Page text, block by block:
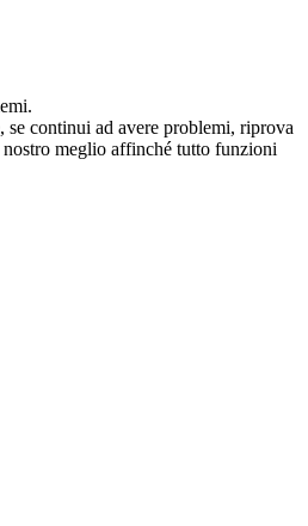
se continui ad avere problemi, riprova
meglio affinché tutto funzioni